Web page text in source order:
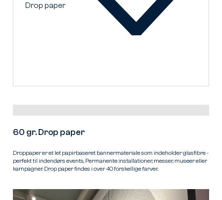
Drop paper
60 gr. Drop paper
Droppaper er et let papirbaseret bannermateriale som indeholder glasfibre -
perfekt til indendørs events, Permanente installationer, messer, museer eller
kampagner. Drop paper findes i over 40 forskellige farver.